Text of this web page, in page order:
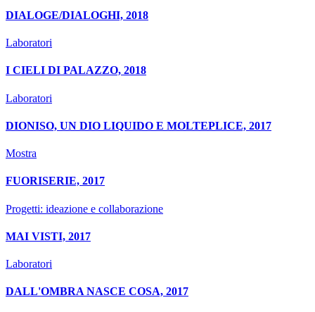
DIALOGE/DIALOGHI, 2018
Laboratori
I CIELI DI PALAZZO, 2018
Laboratori
DIONISO, UN DIO LIQUIDO E MOLTEPLICE, 2017
Mostra
FUORISERIE, 2017
Progetti: ideazione e collaborazione
MAI VISTI, 2017
Laboratori
DALL'OMBRA NASCE COSA, 2017